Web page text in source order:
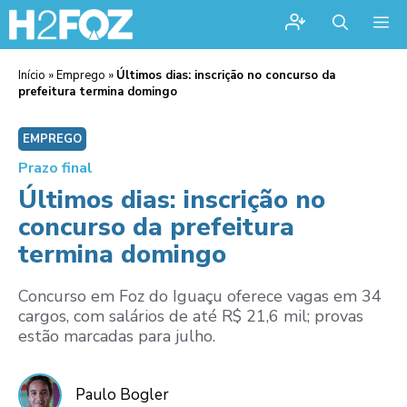
Início »Emprego » Últimos dias: inscrição no concurso da
prefeitura termina domingo
EMPREGO
Prazo final
Últimos dias: inscrição no
concurso da prefeitura
termina domingo
Concurso em Foz do Iguaçu oferece vagas em 34
cargos, com salários de até R$ 21,6 mil; provas
estão marcadas para julho.
Paulo Bogler